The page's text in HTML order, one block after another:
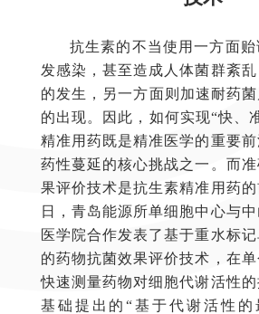
抗生素的不当使用一方面
发感染，甚至造成人体菌群紊
的发生，另一方面则加速耐药
的出现。因此，如何实现“快、
精准用药既是精准医学的重要
药性蔓延的核心挑战之一。而
果评价技术是抗生素精准用药
日，青岛能源所单细胞中心与
医学院合作发表了基于重水标
的药物抗菌效果评价技术，在
快速测量药物对细胞代谢活性
基础提出的“基于代谢活性的